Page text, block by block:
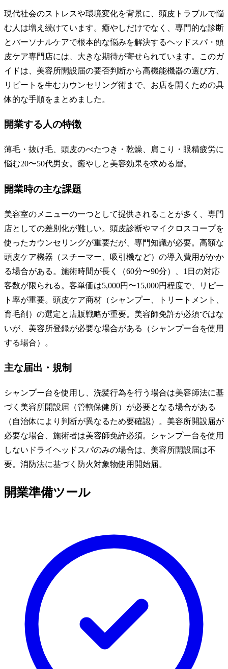
現代社会のストレスや環境変化を背景に、頭皮トラブルで悩
む人は増え続けています。癒やしだけでなく、専門的な診断
とパーソナルケアで根本的な悩みを解決するヘッドスパ・頭
皮ケア専門店には、大きな期待が寄せられています。このガ
イドは、美容所開設届の要否判断から高機能機器の選び方、
リピートを生むカウンセリング術まで、お店を開くための具
体的な手順をまとめました。
開業する人の特徴
薄毛・抜け毛、頭皮のべたつき・乾燥、肩こり・眼精疲労に
悩む20〜50代男女。癒やしと美容効果を求める層。
開業時の主な課題
美容室のメニューの一つとして提供されることが多く、専門
店としての差別化が難しい。頭皮診断やマイクロスコープを
使ったカウンセリングが重要だが、専門知識が必要。高額な
頭皮ケア機器（スチーマー、吸引機など）の導入費用がかか
る場合がある。施術時間が長く（60分〜90分）、1日の対応
客数が限られる。客単価は5,000円〜15,000円程度で、リピー
ト率が重要。頭皮ケア商材（シャンプー、トリートメント、
育毛剤）の選定と店販戦略が重要。美容師免許が必須ではな
いが、美容所登録が必要な場合がある（シャンプー台を使用
する場合）。
主な届出・規制
シャンプー台を使用し、洗髪行為を行う場合は美容師法に基
づく美容所開設届（管轄保健所）が必要となる場合がある
（自治体により判断が異なるため要確認）。美容所開設届が
必要な場合、施術者は美容師免許必須。シャンプー台を使用
しないドライヘッドスパのみの場合は、美容所開設届は不
要。消防法に基づく防火対象物使用開始届。
開業準備ツール